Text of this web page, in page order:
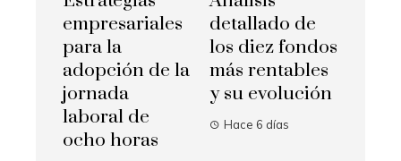
empresariales
para la
adopción de la
jornada
laboral de
ocho horas
detallado de
los diez fondos
más rentables
y su evolución
Hace 6 días